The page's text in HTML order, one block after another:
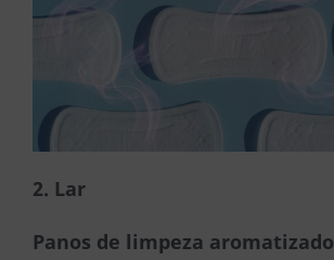
2. Lar
Panos de limpeza